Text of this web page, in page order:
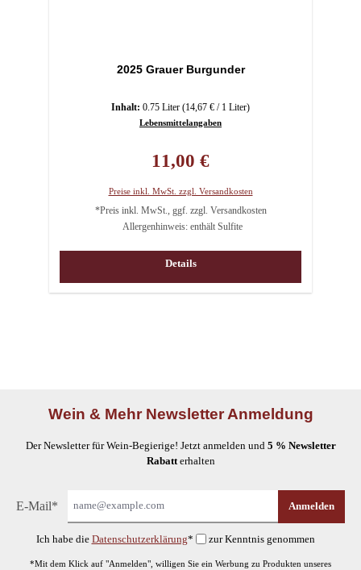
2025 Grauer Burgunder
Inhalt: 0.75 Liter (14,67 € / 1 Liter)
Lebensmittelangaben
11,00 €
Preise inkl. MwSt. zzgl. Versandkosten
*Preis inkl. MwSt., ggf. zzgl. Versandkosten
Allergenhinweis: enthält Sulfite
Details
Wein & Mehr Newsletter Anmeldung
Der Newsletter für Wein-Begierige! Jetzt anmelden und 5 % Newsletter
Rabatterhalten
E-Mail* Anmelden
Ich habe die Datenschutzerklärung* zur Kenntnis genommen
*Mit dem Klick auf "Anmelden", willigen Sie ein Werbung zu Produkten unseres